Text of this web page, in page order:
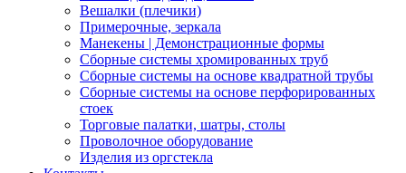
Вешалки (плечики)
Примерочные, зеркала
Манекены | Демонстрационные формы
Сборные системы хромированных труб
Сборные системы на основе квадратной трубы
Сборные системы на основе перфорированных
стоек
Торговые палатки, шатры, столы
Проволочное оборудование
Изделия из оргстекла